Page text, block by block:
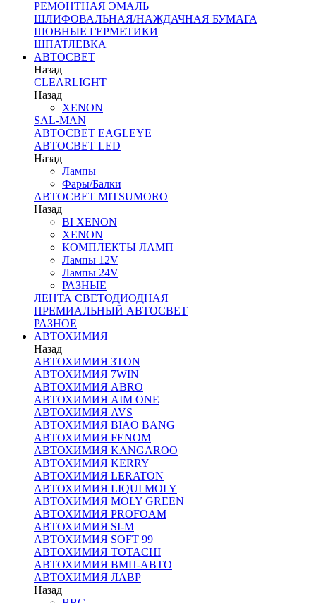
РЕМОНТНАЯ ЭМАЛЬ
ШЛИФОВАЛЬНАЯ/НАЖДАЧНАЯ БУМАГА
ШОВНЫЕ ГЕРМЕТИКИ
ШПАТЛЕВКА
АВТОСВЕТ
Назад
CLEARLIGHT
Назад
XENON
SAL-MAN
АВТОСВЕТ EAGLEYE
АВТОСВЕТ LED
Назад
Лампы
Фары/Балки
АВТОСВЕТ MITSUMORO
Назад
BI XENON
XENON
КОМПЛЕКТЫ ЛАМП
Лампы 12V
Лампы 24V
РАЗНЫЕ
ЛЕНТА СВЕТОДИОДНАЯ
ПРЕМИАЛЬНЫЙ АВТОСВЕТ
РАЗНОЕ
АВТОХИМИЯ
Назад
АВТОХИМИЯ 3TON
АВТОХИМИЯ 7WIN
АВТОХИМИЯ ABRO
АВТОХИМИЯ AIM ONE
АВТОХИМИЯ AVS
АВТОХИМИЯ BIAO BANG
АВТОХИМИЯ FENOM
АВТОХИМИЯ KANGAROO
АВТОХИМИЯ KERRY
АВТОХИМИЯ LERATON
АВТОХИМИЯ LIQUI MOLY
АВТОХИМИЯ MOLY GREEN
АВТОХИМИЯ PROFOAM
АВТОХИМИЯ SI-M
АВТОХИМИЯ SOFT 99
АВТОХИМИЯ TOTACHI
АВТОХИМИЯ ВМП-АВТО
АВТОХИМИЯ ЛАВР
Назад